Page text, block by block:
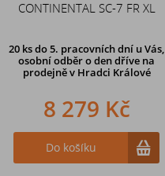
CONTINENTAL SC-7 FR XL
20 ksdo 5. pracovních dní u Vás,
osobní odběr o den dříve na
prodejněv Hradci Králové
8 279 Kč
Do košíku